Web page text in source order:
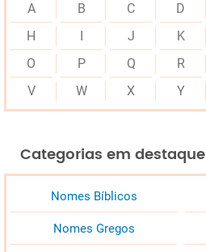
A B C D
H
J K
O
P Q R
V
W X Y
Categorias em destaque
Nomes Bíblicos
Nomes Gregos